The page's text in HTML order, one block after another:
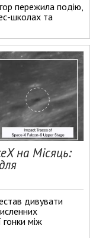
пережила подію,
школах та
на Місяць:
дивувати
гонки між